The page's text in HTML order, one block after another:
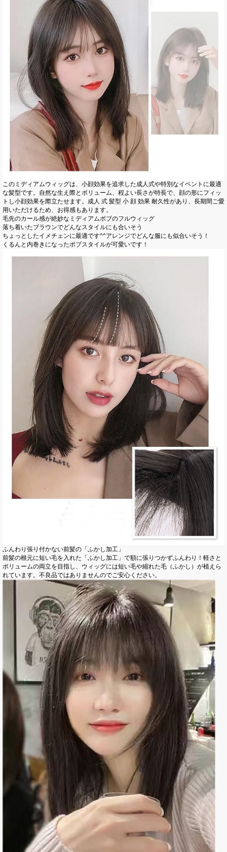
このミディアムウィッグは、小顔効果を追求した成人式や特別なイベントに最適
な髪型です。自然な生え際とボリューム、程よい長さが特長で、顔の形にフィッ
トし小顔効果を際立たせます。成人 式 髪型 小 顔 効果 耐久性があり、長期間ご愛
用いただけるため、お得感もあります。
毛先のカール感が絶妙なミディアムボブのフルウィッグ
落ち着いたブラウンでどんなスタイルにも合いそう
ちょっとしたイメチェンに最適です^^アレンジでどんな服にも似合いそう！
くるんと内巻きになったボブスタイルが可愛いです！
ふんわり張り付かない前髪の「ふかし加工」
前髪の根元に短い毛を入れた「ふかし加工」で額に張りつかずふんわり！軽さと
ボリュームの両立を目指し、ウィッグには短い毛や縮れた毛（ふかし）が植えら
れています。不良品ではありませんのでご安心ください。